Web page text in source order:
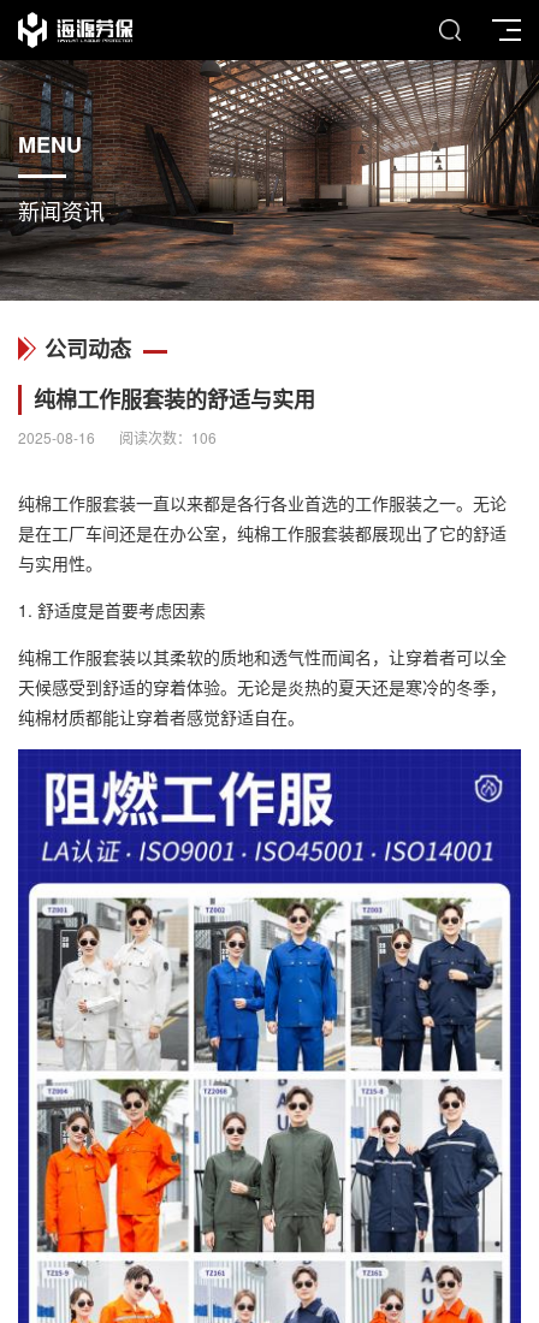
MENU
新闻资讯
公司动态
纯棉工作服套装的舒适与实用
2025-08-16 阅读次数： 106
纯棉工作服套装一直以来都是各行各业首选的工作服装之一。无论
是在工厂车间还是在办公室，纯棉工作服套装都展现出了它的舒适
与实用性。
1. 舒适度是首要考虑因素
纯棉工作服套装以其柔软的质地和透气性而闻名，让穿着者可以全
天候感受到舒适的穿着体验。无论是炎热的夏天还是寒冷的冬季，
纯棉材质都能让穿着者感觉舒适自在。